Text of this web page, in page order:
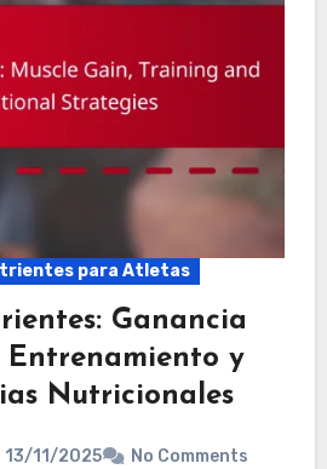
para Atletas
Ganancia
Entrenamiento y
Nutricionales
13/11/2025 No Comments